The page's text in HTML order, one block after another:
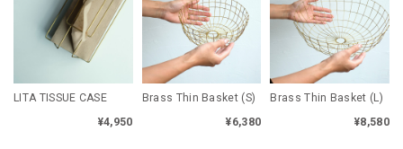
LITA TISSUE CASE
¥4,950
Brass Thin Basket (S)
¥6,380
Brass Thin Basket (L)
¥8,580